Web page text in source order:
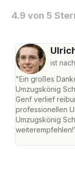
4.9 von 5
ist
"Ein großes
Umzugskönig
Genf verlief
professionellen
Umzugskönig